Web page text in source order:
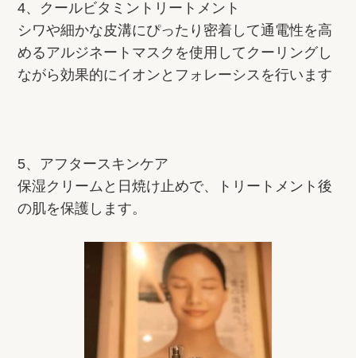
4、クールビタミントリートメント
シワや細かな皮溝にぴったり密着して通電性を高
めるアルジネートマスクを使用してクーリングし
ながら効果的にイオンとフォレーシスを行います
5、アフタースキンケア
保湿クリームと日焼け止めで、トリートメント後
の肌を保護します。